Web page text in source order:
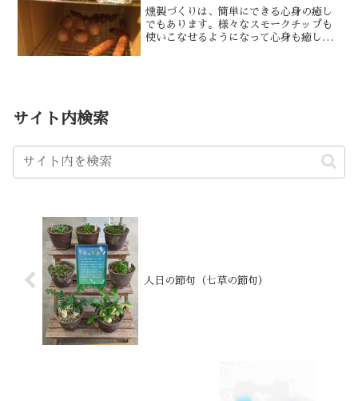
燻製づくりは、簡単にできる心身の癒し
でもあります。様々なスモークチップも
使いこなせるようになって心身も癒しま
サイト内検索
人日の節句（七草の節句）